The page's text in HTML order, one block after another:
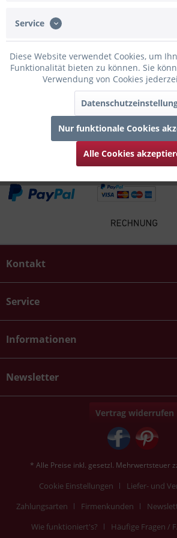
Infos zum Hersteller
Folgende Infos zum Hersteller sind
Zubehör 2
Kunden kauften auch
Kunden haben sich ebenfalls angesehen
Kontakt
Service
Informationen
Newsletter
Vertrag widerrufen
* Alle Preise inkl. gesetzl. Mehrwertsteuer
Cookie Einstellungen
Liefer- und
Zahlungsarten
Firmenkunden
Wie funktioniert's?
Häufige Fragen /
Service
Diese Website verwendet Cookies, um
Funktionalität bieten zu können. Sie
Verwendung von Cookies
Nur funktionale Cookies
Alle Cookies